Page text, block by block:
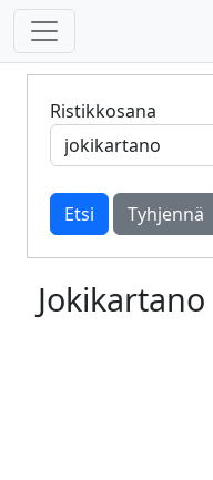
Ristikkosana
Tyhjennä
Jokikartano